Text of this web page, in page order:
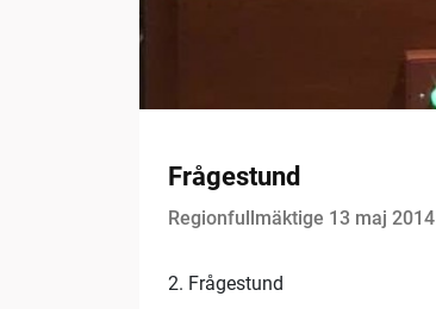
Frågestund
Regionfullmäktige 13 maj 2014
2. Frågestund